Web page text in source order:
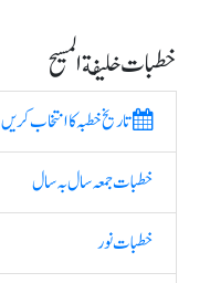
خطبات خلیفة المسیح
تاریخ خطبہ کا انتخاب کریں
خطبات جمعہ سال بہ سال
خطبات نور